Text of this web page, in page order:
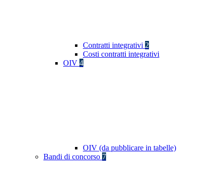
Contratti integrativi 2
Costi contratti integrativi
OIV 4
OIV (da pubblicare in tabelle)
Bandi di concorso 7